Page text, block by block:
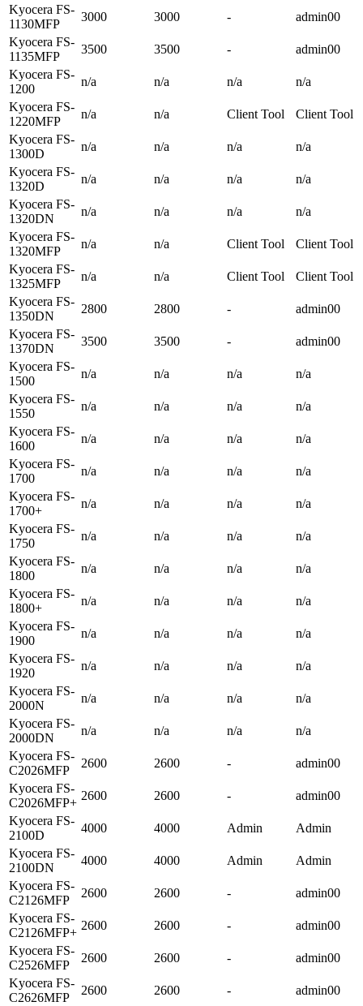
Kyocera FS-
1130MFP
3000 3000 -
admin00
Kyocera FS-
1135MFP
3500 3500 -
admin00
Kyocera FS-
1200
n/a n/a n/a
n/a
Kyocera FS-
1220MFP
n/a n/a Client Tool
Client Tool
Kyocera FS-
1300D
n/a n/a n/a
n/a
Kyocera FS-
1320D
n/a n/a n/a
n/a
Kyocera FS-
1320DN
n/a n/a n/a
n/a
Kyocera FS-
1320MFP
n/a n/a Client Tool
Client Tool
Kyocera FS-
1325MFP
n/a n/a Client Tool
Client Tool
Kyocera FS-
1350DN
2800 2800 -
admin00
Kyocera FS-
1370DN
3500 3500 -
admin00
Kyocera FS-
1500
n/a n/a n/a
n/a
Kyocera FS-
1550
n/a n/a n/a
n/a
Kyocera FS-
1600
n/a n/a n/a
n/a
Kyocera FS-
1700
n/a n/a n/a
n/a
Kyocera FS-
1700+
n/a n/a n/a
n/a
Kyocera FS-
1750
n/a n/a n/a
n/a
Kyocera FS-
1800
n/a n/a n/a
n/a
Kyocera FS-
1800+
n/a n/a n/a
n/a
Kyocera FS-
1900
n/a n/a n/a
n/a
Kyocera FS-
1920
n/a n/a n/a
n/a
Kyocera FS-
2000N
n/a n/a n/a
n/a
Kyocera FS-
2000DN
n/a n/a n/a
n/a
Kyocera FS-
C2026MFP
2600 2600 -
admin00
Kyocera FS-
C2026MFP+
2600 2600 -
admin00
Kyocera FS-
2100D
4000 4000 Admin
Admin
Kyocera FS-
2100DN
4000 4000 Admin
Admin
Kyocera FS-
C2126MFP
2600 2600 -
admin00
Kyocera FS-
C2126MFP+
2600 2600 -
admin00
Kyocera FS-
C2526MFP
2600 2600 -
admin00
Kyocera FS-
C2626MFP
2600 2600 -
admin00